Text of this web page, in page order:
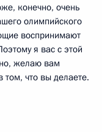
конечно, очень
олимпийского
воспринимают
я вас с этой
желаю вам
том, что вы делаете.